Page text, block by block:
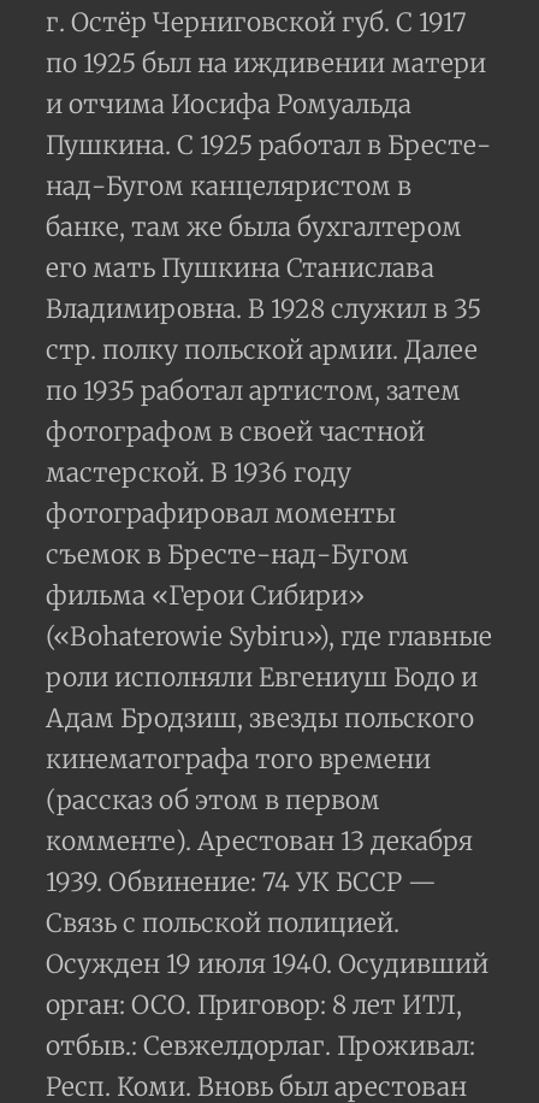
г. Остёр Черниговской губ. С 1917
по 1925 был на иждивении матери
и отчима Иосифа Ромуальда
Пушкина. С 1925 работал в Бресте-
над-Бугом канцеляристом в
банке, там же была бухгалтером
его мать Пушкина Станислава
Владимировна. В 1928 служил в 35
стр. полку польской армии. Далее
по 1935 работал артистом, затем
фотографом в своей частной
мастерской. В 1936 году
фотографировал моменты
съемок в Бресте-над-Бугом
фильма «Герои Сибири»
(«Bohaterowie Sybiru»), где главные
роли исполняли Евгениуш Бодо и
Адам Бродзиш, звезды польского
кинематографа того времени
(рассказ об этом в первом
комменте). Арестован 13 декабря
1939. Обвинение: 74 УК БССР —
Связь с польской полицией.
Осужден 19 июля 1940. Осудивший
орган: ОСО. Приговор: 8 лет ИТЛ,
отбыв.: Севжелдорлаг. Проживал:
Респ. Коми. Вновь был арестован